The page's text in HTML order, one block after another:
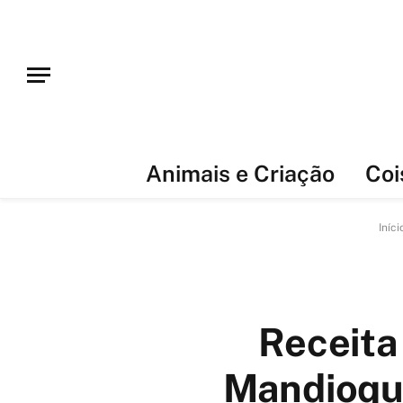
Animais e Criação